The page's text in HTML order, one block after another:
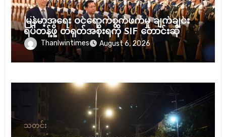
သတင်း
မြန်မာ့အရေး ဝင်ရောက်စွက်ဖက်မှု ချက်ချင်း
ရပ်တန့်ဖို့ တရုတ်အစိုးရကို SIF တောင်းဆို
Thanlwintimes August 6, 2026
သတင်း